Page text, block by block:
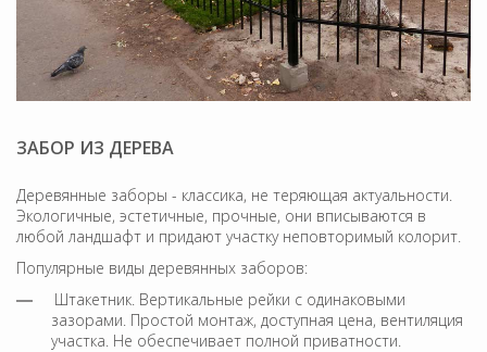
ЗАБОР ИЗ ДЕРЕВА
Деревянные заборы - классика, не теряющая актуальности.
Экологичные, эстетичные, прочные, они вписываются в
любой ландшафт и придают участку неповторимый колорит.
Популярные виды деревянных заборов:
Штакетник. Вертикальные рейки с одинаковыми
зазорами. Простой монтаж, доступная цена, вентиляция
участка. Не обеспечивает полной приватности.